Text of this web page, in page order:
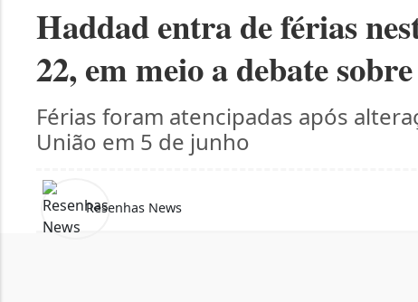
Haddad entra de férias
22, em meio a debate
Férias foram atencipadas após
União em 5 de junho
Resenhas News